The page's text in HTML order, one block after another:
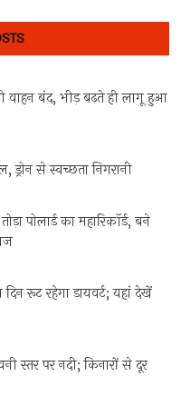
वाहन बंद, भीड़ बढ़ते ही लागू हुआ
ड्रोन से स्वच्छता निगरानी
पोलार्ड का महारिकॉर्ड, बने
दिन रूट रहेगा डायवर्ट; यहां देखें
स्तर पर नदी; किनारों से दूर